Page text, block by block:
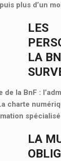
plus d’un
LES
LA
de la BnF :
charte
LA